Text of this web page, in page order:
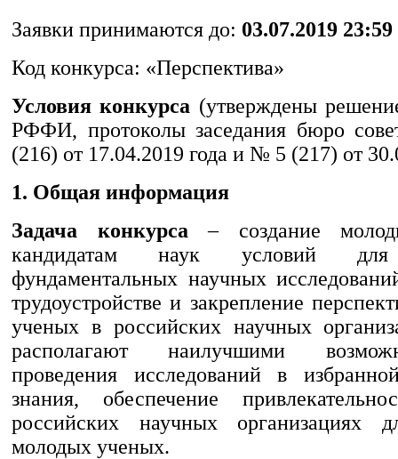
Заявки принимаются до: 03.07.2019 23:59
Код конкурса: «Перспектива»
Условия конкурса (утверждены
РФФИ, протоколы заседания бюро
(216) от 17.04.2019 года и № 5 (217) от
1. Общая информация
Задача конкурса – создание
кандидатам наук условий для
фундаментальных научных
трудоустройстве и закрепление
ученых в российских научных
располагают наилучшими
проведения исследований в
знания, обеспечение
российских научных организациях
молодых ученых.